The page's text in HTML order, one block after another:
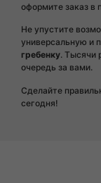
оформите заказ в
Не упустите
универсальную и
гребенку. Тысячи
очередь за вами.
Сделайте
сегодня!